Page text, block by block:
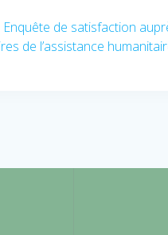
Enquête de satisfaction
de l’assistance